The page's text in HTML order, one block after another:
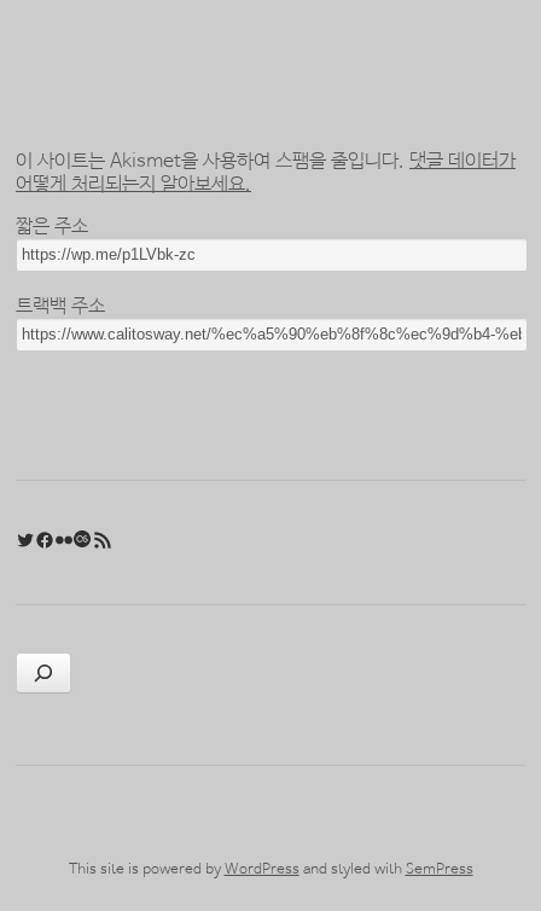
이 사이트는 Akismet을 사용하여 스팸을 줄입니다. 댓글 데이터가
어떻게 처리되는지 알아보세요.
짧은 주소
트랙백 주소
Twitter
Facebook
FlickrLast.fm
검색
This site is powered by WordPress and styled with SemPress